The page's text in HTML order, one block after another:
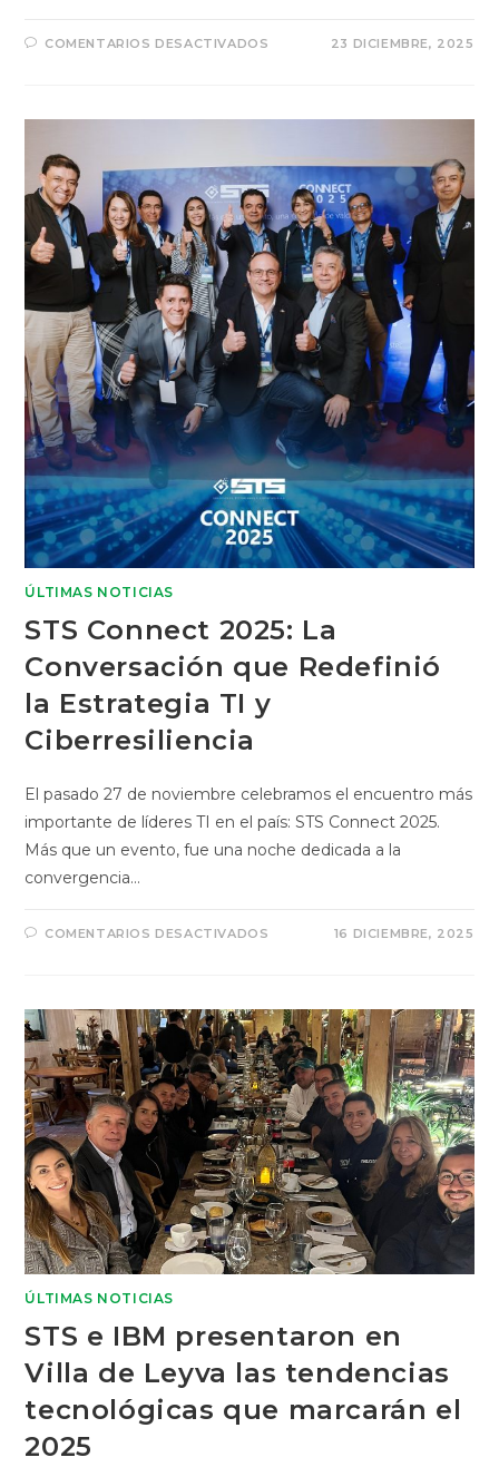
COMENTARIOS DESACTIVADOS 23 DICIEMBRE, 2025
ÚLTIMAS NOTICIAS
STS Connect 2025: La
Conversación que Redefinió
la Estrategia TI y
Ciberresiliencia
El pasado 27 de noviembre celebramos el encuentro más
importante de líderes TI en el país: STS Connect 2025.
Más que un evento, fue una noche dedicada a la
convergencia…
COMENTARIOS DESACTIVADOS 16 DICIEMBRE, 2025
ÚLTIMAS NOTICIAS
STS e IBM presentaron en
Villa de Leyva las tendencias
tecnológicas que marcarán el
2025